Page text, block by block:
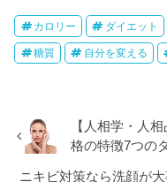
カロリー ダイエット
糖質 自分を変える
【人相学・人
格の特徴7つの
ニキビ対策なら洗顔が